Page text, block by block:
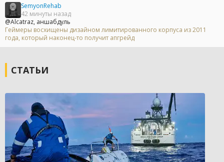
SemyonRehab
42 минуты назад
@Alcatraz, аншабдуль
Геймеры восхищены дизайном лимитированного корпуса из 2011
года, который наконец-то получит апгрейд
СТАТЬИ